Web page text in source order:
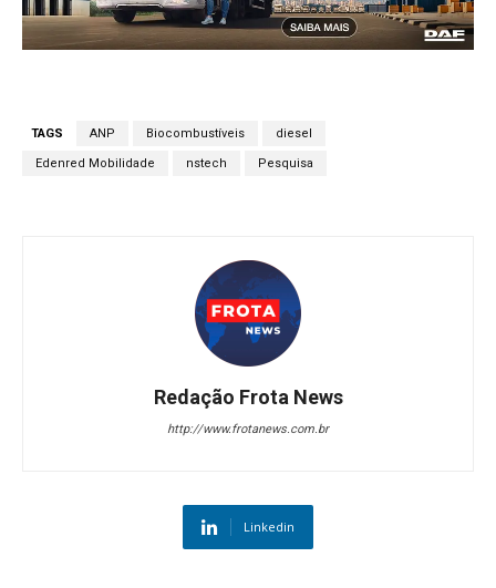
TAGS ANP Biocombustíveis diesel
Edenred Mobilidade nstech Pesquisa
Redação Frota News
http://www.frotanews.com.br
Linkedin